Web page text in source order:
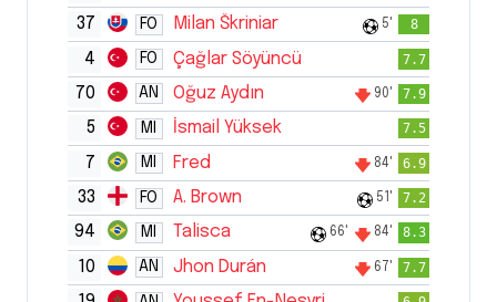
37 FO Milan Škriniar 5' 8
4 FO Çağlar Söyüncü 7.7
70 AN Oğuz Aydın 90' 7.9
5 MI İsmail Yüksek 7.5
7 MI Fred 84' 6.9
33 FO A. Brown 51' 7.2
94 MI Talisca 66' 84' 8.3
10 AN Jhon Durán 67' 7.7